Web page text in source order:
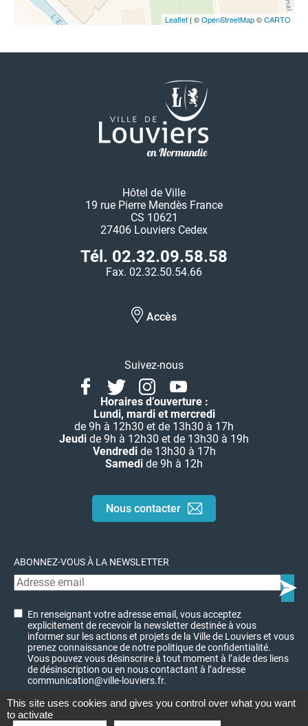
Leaflet | ©OpenStreetMap©CARTO
Hôtel de Ville
19 rue Pierre Mendès France
CS 10621
27406 Louviers Cedex
Tél. 02.32.09.58.58
Fax. 02.32.50.54.66
Accès
Suivez-nous
FacebookTwitterInstagramYoutube
Horaires d’ouverture :
Lundi, mardi et mercredi
de 9h à 12h30 et de 13h30 à 17h
Jeudi de 9h à 12h30 et de 13h30 à 19h
Vendredide 13h30 à 17h
Samedi de 9h à 12h
Nous contacter
ABONNEZ-VOUS À LA NEWSLETTER
En renseignant votre adresse email, vous acceptez
explicitement de recevoir la newsletter destinée à vous
informer sur les actions et projets de la Ville de Louviers et vous
prenez connaissance de notre politique de confidentialité.
Vous pouvez vous désinscrire à tout moment à l’aide des liens
de désinscription ou en nous contactant à l’adresse
communication@ville-louviers.fr.
This site uses cookies and gives you control over what you want
to activate